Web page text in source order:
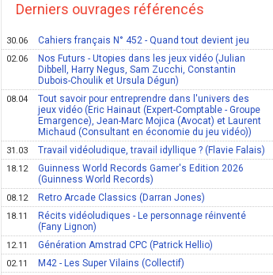
Derniers ouvrages référencés
30.06 Cahiers français N° 452 - Quand tout devient jeu
02.06
Nos Futurs - Utopies dans les jeux vidéo (Julian
Dibbell, Harry Negus, Sam Zucchi, Constantin
Dubois-Choulik et Ursula Dégun)
08.04
Tout savoir pour entreprendre dans l'univers des
jeux vidéo (Eric Hainaut (Expert-Comptable - Groupe
Emargence), Jean-Marc Mojica (Avocat) et Laurent
Michaud (Consultant en économie du jeu vidéo))
31.03 Travail vidéoludique, travail idyllique ? (Flavie Falais)
18.12
Guinness World Records Gamer's Edition 2026
(Guinness World Records)
08.12 Retro Arcade Classics (Darran Jones)
18.11
Récits vidéoludiques - Le personnage réinventé
(Fany Lignon)
12.11 Génération Amstrad CPC (Patrick Hellio)
02.11 M42 - Les Super Vilains (Collectif)